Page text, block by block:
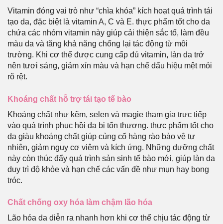
Vitamin đóng vai trò như “chìa khóa” kích hoạt quá trình tái
tạo da, đặc biệt là vitamin A, C và E. thực phẩm tốt cho da
chứa các nhóm vitamin này giúp cải thiện sắc tố, làm đều
màu da và tăng khả năng chống lại tác động từ môi
trường. Khi cơ thể được cung cấp đủ vitamin, làn da trở
nên tươi sáng, giảm xỉn màu và hạn chế dấu hiệu mệt mỏi
rõ rệt.
Khoáng chất hỗ trợ tái tạo tế bào
Khoáng chất như kẽm, selen và magie tham gia trực tiếp
vào quá trình phục hồi da bị tổn thương. thực phẩm tốt cho
da giàu khoáng chất giúp củng cố hàng rào bảo vệ tự
nhiên, giảm nguy cơ viêm và kích ứng. Những dưỡng chất
này còn thúc đẩy quá trình sản sinh tế bào mới, giúp làn da
duy trì độ khỏe và hạn chế các vấn đề như mụn hay bong
tróc.
Chất chống oxy hóa làm chậm lão hóa
Lão hóa da diễn ra nhanh hơn khi cơ thể chịu tác động từ